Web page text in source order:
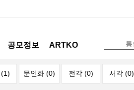
공모정보 ARTKO
문인화 (0) 전각 (0) 서각 (0)